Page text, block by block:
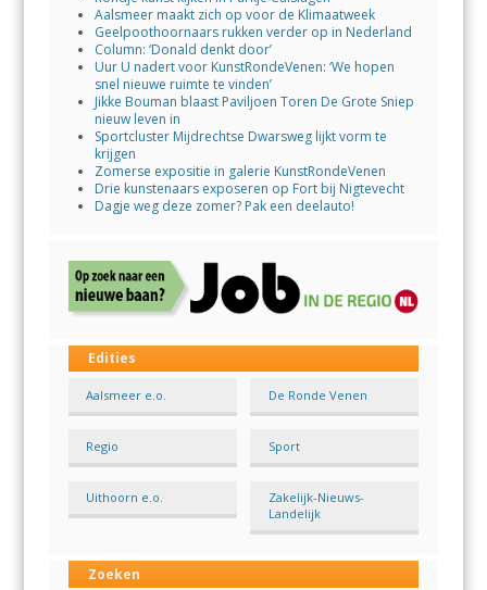
Aalsmeer maakt zich op voor de Klimaatweek
Geelpoothoornaars rukken verder op in Nederland
Column: ‘Donald denkt door’
Uur U nadert voor KunstRondeVenen: ‘We hopen
snel nieuwe ruimte te vinden’
Jikke Bouman blaast Paviljoen Toren De Grote Sniep
nieuw leven in
Sportcluster Mijdrechtse Dwarsweg lijkt vorm te
krijgen
Zomerse expositie in galerie KunstRondeVenen
Drie kunstenaars exposeren op Fort bij Nigtevecht
Dagje weg deze zomer? Pak een deelauto!
Edities
Aalsmeer e.o. De Ronde Venen
Regio Sport
Uithoorn e.o.
Zakelijk-Nieuws-
Landelijk
Zoeken